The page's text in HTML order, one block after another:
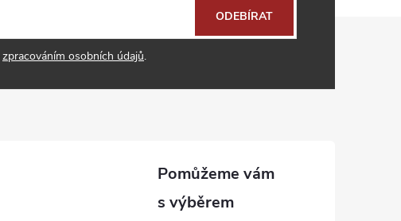
zpracováním osobních údajů.
ODEBÍRAT